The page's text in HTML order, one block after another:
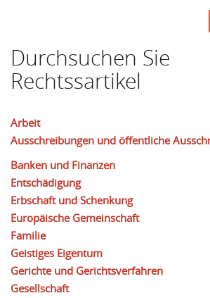
Durchsuchen Sie
Rechtssartikel
Arbeit
Ausschreibungen und öffentliche
Banken und Finanzen
Entschädigung
Erbschaft und Schenkung
Europäische Gemeinschaft
Familie
Geistiges Eigentum
Gerichte und Gerichtsverfahren
Gesellschaft